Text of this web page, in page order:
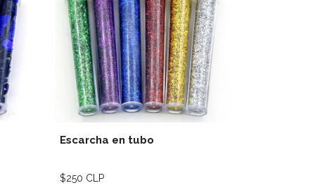
Escarcha en tubo
Ver detalles
$250 CLP